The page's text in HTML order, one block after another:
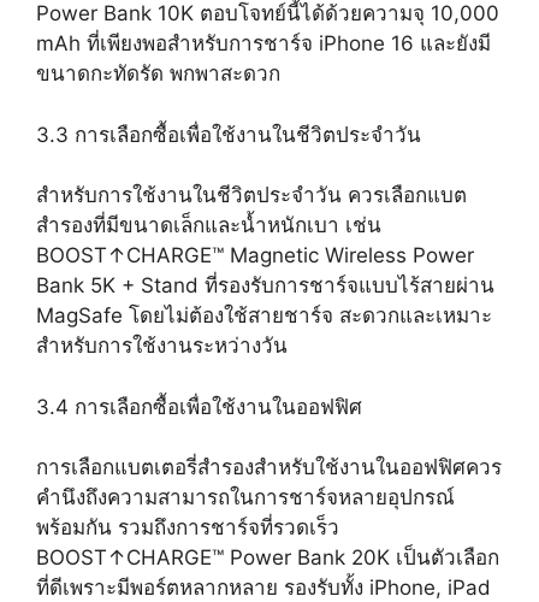
Power Bank 10K ตอบโจทย์นี้ได้ด้วยความจุ 10,000
mAh ที่เพียงพอสำหรับการชาร์จ iPhone 16 และยังมี
ขนาดกะทัดรัด พกพาสะดวก
3.3 การเลือกซื้อเพื่อใช้งานในชีวิตประจำวัน
สำหรับการใช้งานในชีวิตประจำวัน ควรเลือกแบต
สำรองที่มีขนาดเล็กและน้ำหนักเบา เช่น
BOOST↑CHARGE™ Magnetic Wireless Power
Bank 5K + Stand ที่รองรับการชาร์จแบบไร้สายผ่าน
MagSafe โดยไม่ต้องใช้สายชาร์จ สะดวกและเหมาะ
สำหรับการใช้งานระหว่างวัน
3.4 การเลือกซื้อเพื่อใช้งานในออฟฟิศ
การเลือกแบตเตอรี่สำรองสำหรับใช้งานในออฟฟิศควร
คำนึงถึงความสามารถในการชาร์จหลายอุปกรณ์
พร้อมกัน รวมถึงการชาร์จที่รวดเร็ว
BOOST↑CHARGE™ Power Bank 20K เป็นตัวเลือก
ที่ดีเพราะมีพอร์ตหลากหลาย รองรับทั้ง iPhone, iPad